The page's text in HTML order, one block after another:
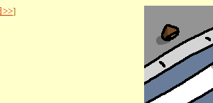
>>]